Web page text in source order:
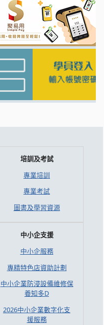
培訓及考試
專業培訓
專業考試
圖書及學習資源
中小企支援
中小企服務
專精特色店資助計劃
中小企業防浸設備維修保
養知多D
2026中小企業數字化支
援服務